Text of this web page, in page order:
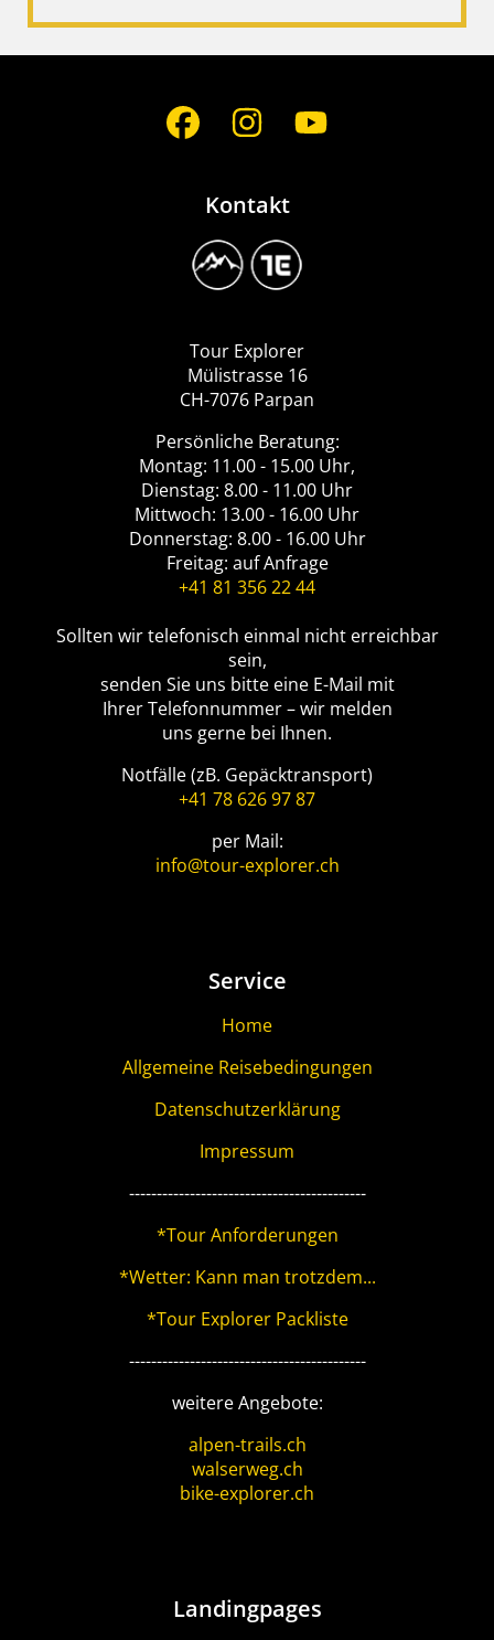
Social
Media
Kontakt
Image
ExplorerTour Explorer
Mülistrasse 16
CH-7076 Parpan
Persönliche Beratung:
Montag: 11.00 - 15.00 Uhr,
Dienstag: 8.00 - 11.00 Uhr
Mittwoch: 13.00 - 16.00 Uhr
Donnerstag: 8.00 - 16.00 Uhr
Freitag: auf Anfrage
+41 81 356 22 44
Sollten wir telefonisch einmal nicht erreichbar
sein,
senden Sie uns bitte eine E-Mail mit
Ihrer Telefonnummer – wir melden
uns gerne bei Ihnen.
Notfälle (zB. Gepäcktransport)
+41 78 626 97 87
per Mail:
info@tour-explorer.ch
Service
Home
Allgemeine Reisebedingungen
Datenschutzerklärung
Impressum
-------------------------------------------
*Tour Anforderungen
*Wetter: Kann man trotzdem...
*Tour Explorer Packliste
-------------------------------------------
weitere Angebote:
alpen-trails.ch
walserweg.ch
bike-explorer.ch
Landingpages